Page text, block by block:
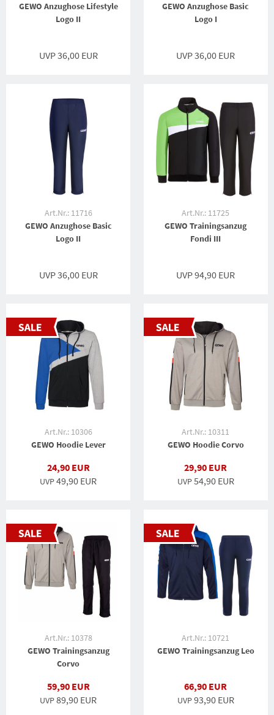
GEWO Anzughose Lifestyle
Logo II
UVP 36,00 EUR
GEWO Anzughose Basic
Logo I
UVP 36,00 EUR
Art.Nr.: 11716
GEWO Anzughose Basic
Logo II
UVP 36,00 EUR
Art.Nr.: 11725
GEWO Trainingsanzug
Fondi III
UVP 94,90 EUR
Art.Nr.: 10306
GEWO Hoodie Lever
24,90 EUR
UVP49,90 EUR
Art.Nr.: 10311
GEWO Hoodie Corvo
29,90 EUR
UVP54,90 EUR
Art.Nr.: 10378
GEWO Trainingsanzug
Corvo
59,90 EUR
UVP89,90 EUR
Art.Nr.: 10721
GEWO Trainingsanzug Leo
66,90 EUR
UVP93,90 EUR